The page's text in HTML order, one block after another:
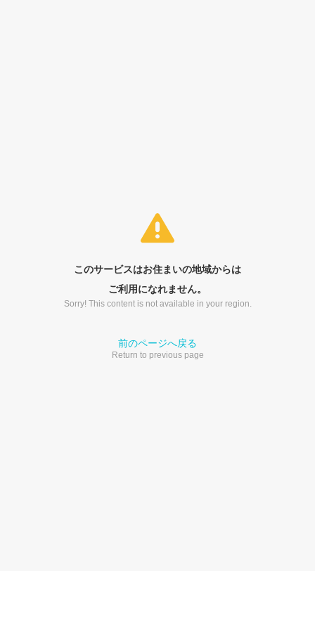
このサービスはお住まいの地域からは
ご利用になれません。
Sorry! This content is not available in your region.
前のページへ戻る
Return to previous page